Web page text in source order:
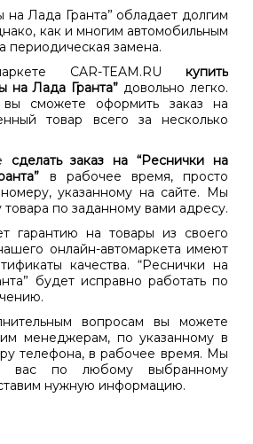
на Лада Гранта” обладает долгим
как и многим автомобильным
периодическая замена.
CAR-TEAM.RU купить
на Лада Гранта” довольно легко.
вы сможете оформить заказ на
товар всего за несколько
сделать заказ на “Реснички на
в рабочее время, просто
указанному на сайте. Мы
по заданному вами адресу.
гарантию на товары из своего
онлайн-автомаркета имеют
качества. “Реснички на
будет исправно работать по
вопросам вы можете
менеджерам, по указанному в
телефона, в рабочее время. Мы
вас по любому выбранному
нужную информацию.